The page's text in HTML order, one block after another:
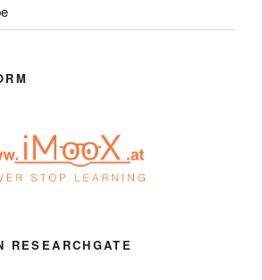
RESEARCHGATE